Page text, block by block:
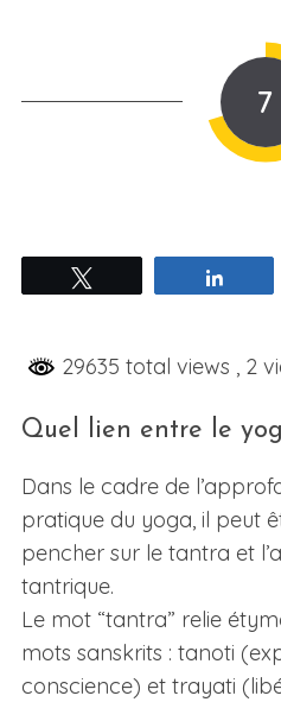
7
29635 total views , 2
Quel lien entre le
Dans le cadre de
pratique du yoga, il peut
pencher sur le tantra et
tantrique.
Le mot “tantra” relie
mots sanskrits : tanoti
conscience) et trayati